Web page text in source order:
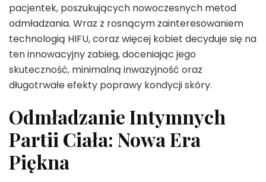
pacjentek, poszukujących nowoczesnych metod
odmładzania. Wraz z rosnącym zainteresowaniem
technologią HIFU, coraz więcej kobiet decyduje się na
ten innowacyjny zabieg, doceniając jego
skuteczność, minimalną inwazyjność oraz
długotrwałe efekty poprawy kondycji skóry.
Odmładzanie Intymnych
Partii Ciała: Nowa Era
Piękna